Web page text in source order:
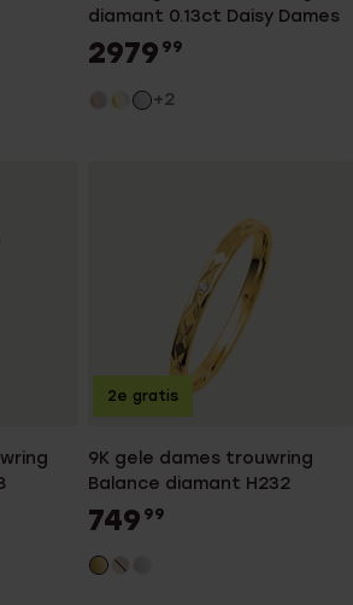
diamant 0.13ct Daisy Dames
2979 99
+2
9K gele dames trouwring
Balance diamant H232
749 99
2e gratis